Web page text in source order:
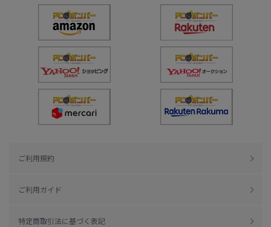
ご利用規約
ご利用ガイド
特定商取引法に基づく表記